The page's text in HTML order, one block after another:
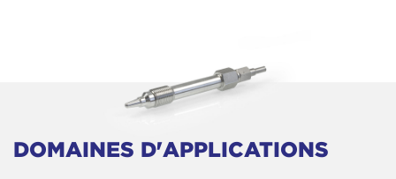
DOMAINES D'APPLICATIONS